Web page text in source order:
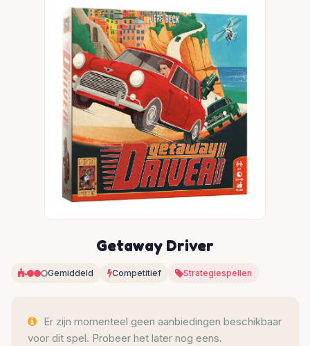
Getaway Driver
Gemiddeld Competitief Strategiespellen
Er zijn momenteel geen aanbiedingen beschikbaar
voor dit spel. Probeer het later nog eens.